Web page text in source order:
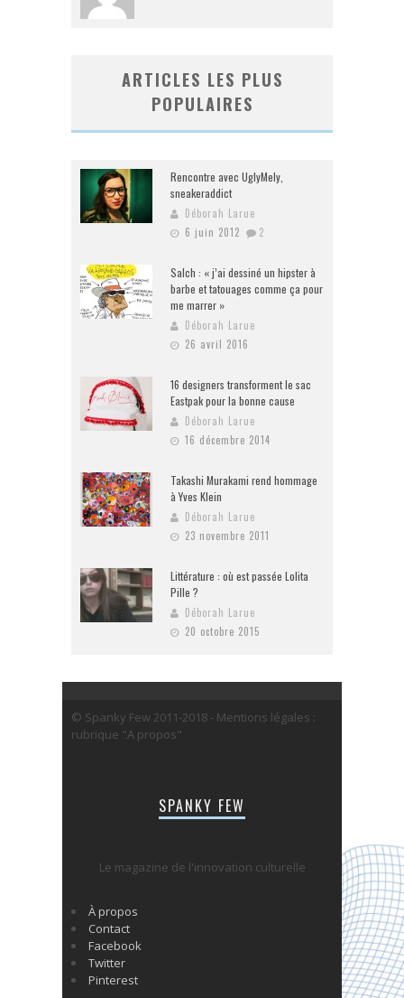
ARTICLES LES PLUS
POPULAIRES
Rencontre avec UglyMely,
sneakeraddict
Déborah Larue
6 juin 2012
2
Salch : « j’ai dessiné un hipster à
barbe et tatouages comme ça pour
me marrer »
Déborah Larue
26 avril 2016
16 designers transforment le sac
Eastpak pour la bonne cause
Déborah Larue
16 décembre 2014
Takashi Murakami rend hommage
à Yves Klein
Déborah Larue
23 novembre 2011
Littérature : où est passée Lolita
Pille ?
Déborah Larue
20 octobre 2015
© Spanky Few 2011-2018 - Mentions légales :
rubrique "A propos"
SPANKY FEW
Le magazine de l'innovation culturelle
À propos
Contact
Facebook
Twitter
Pinterest